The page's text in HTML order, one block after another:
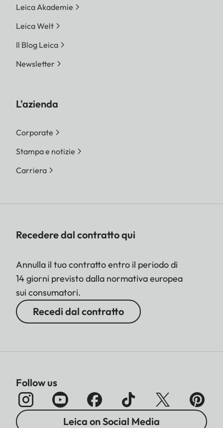
Leica Akademie
Leica Welt
Il Blog Leica
Newsletter
L'azienda
Corporate
Stampa e notizie
Carriera
Recedere dal contratto qui
Annulla il tuo contratto entro il periodo di
14 giorni previsto dalla normativa europea
sui consumatori.
Recedi dal contratto
Follow us
Leica on Social Media